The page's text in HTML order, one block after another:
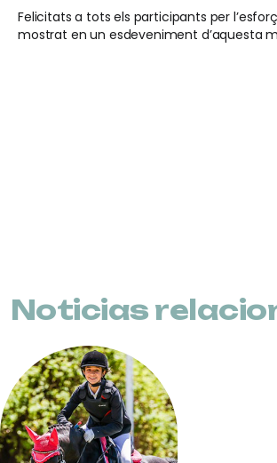
Felicitats a tots els participants per
mostrat en un esdeveniment d’aquesta
Noticias